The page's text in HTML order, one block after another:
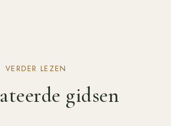
VERDER LEZEN
gidsen